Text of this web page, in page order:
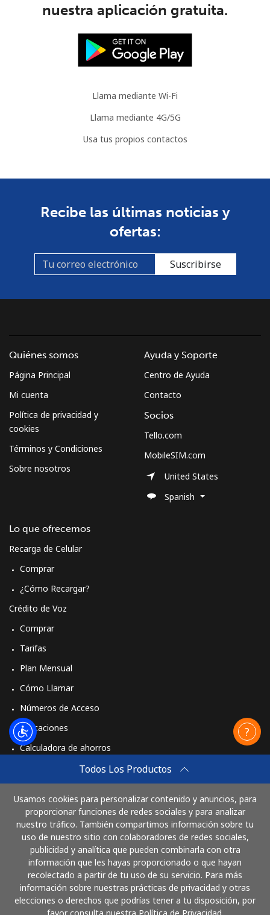
nuestra aplicación gratuita.
Llama mediante Wi-Fi
Llama mediante 4G/5G
Usa tus propios contactos
Recibe las últimas noticias y
ofertas:
Suscribirse
Todos Los Productos
Usamos cookies para personalizar contenido y anuncios, para
proporcionar funciones de redes sociales y para analizar
nuestro tráfico. También compartimos información sobre tu
uso de nuestro sitio con colaboradores de redes sociales,
publicidad y analítica que pueden combinarla con otra
información que les hayas proporcionado o que hayan
recolectado a partir de tu uso de su servicio. Para más
información sobre nuestras prácticas de privacidad y otras
elecciones o derechos que podrías tener a tu disposición, por
Quiénes somos
Página Principal
Mi cuenta
Política de privacidad y
cookies
Términos y Condiciones
Sobre nosotros
Lo que ofrecemos
Recarga de Celular
Comprar
¿Cómo Recargar?
Crédito de Voz
Comprar
Tarifas
Plan Mensual
Cómo Llamar
Números de Acceso
Aplicaciones
Calculadora de ahorros
Cómo funciona
Ayuda y Soporte
Centro de Ayuda
Contacto
Socios
Tello.com
MobileSIM.com
United States
Spanish
Paga con